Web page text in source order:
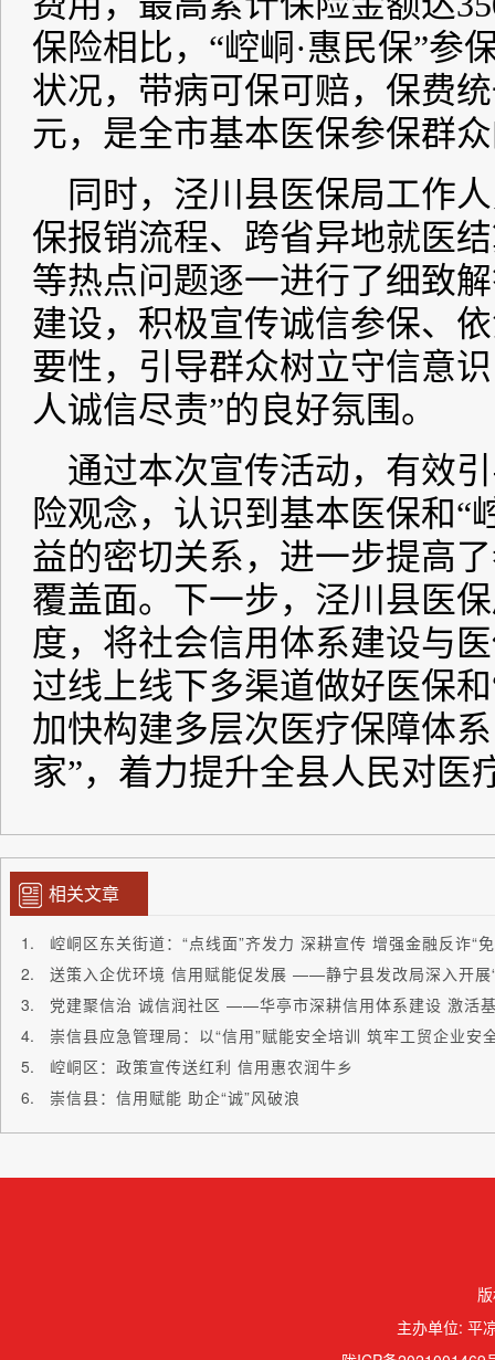
相关文章
崆峒区东关街道：“点线面”齐发力 深耕宣传 增强金融反诈“
党建聚信治 诚信润社区 ——华亭市深耕信用体系建设 激活
崇信县应急管理局：以“信用”赋能安全培训 筑牢工贸企业安
崆峒区：政策宣传送红利 信用惠农润牛乡
崇信县：信用赋能 助企“诚”风破浪
主办单位: 平